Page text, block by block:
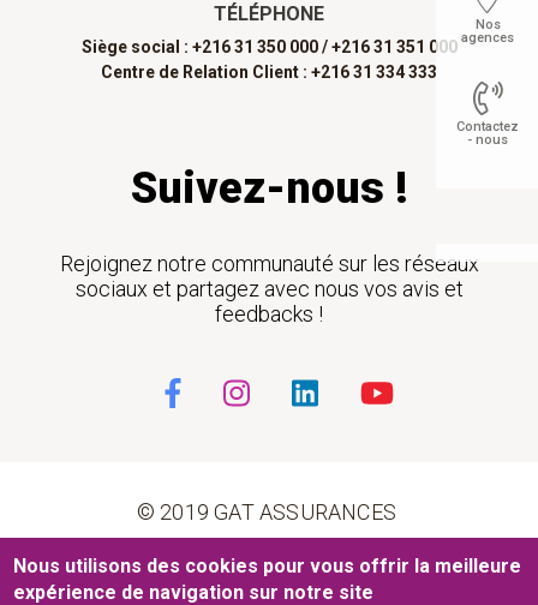
TÉLÉPHONE
Siège social : +216 31 350 000 / +216 31 351 000
Centre de Relation Client : +216 31 334 333
Suivez-nous !
Rejoignez notre communauté sur les réseaux
sociaux et partagez avec nous vos avis et
feedbacks !
© 2019 GAT ASSURANCES
Pied de page
Conditions générales d’utilisation
Float
Nos
agences
Contactez
- nous
Nous utilisons des cookies pour vous offrir la meilleure
expérience de navigation sur notre site